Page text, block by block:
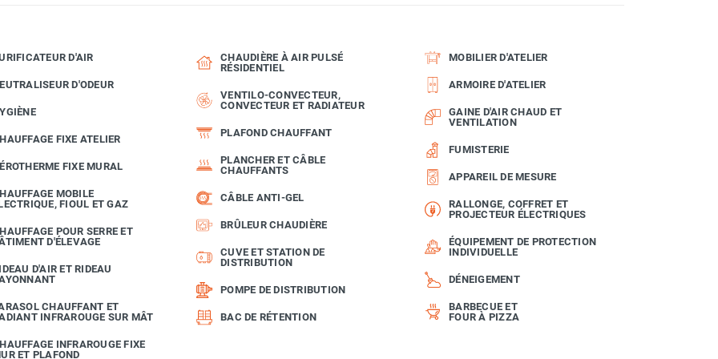
D'AIR
D'ODEUR
FIXE ATELIER
FIXE MURAL
MOBILE
FIOUL ET GAZ
POUR SERRE ET
D'ÉLEVAGE
D'AIR ET RIDEAU
CHAUFFANT ET
INFRAROUGE SUR MÂT
INFRAROUGE FIXE
ET PLAFOND
CHAUDIÈRE À AIR PULSÉ
RÉSIDENTIEL
VENTILO-CONVECTEUR,
CONVECTEUR ET RADIATEUR
PLAFOND CHAUFFANT
PLANCHER ET CÂBLE
CHAUFFANTS
CÂBLE ANTI-GEL
BRÛLEUR CHAUDIÈRE
CUVE ET STATION DE
DISTRIBUTION
POMPE DE DISTRIBUTION
BAC DE RÉTENTION
MOBILIER D'ATELIER
ARMOIRE D'ATELIER
GAINE D'AIR CHAUD ET
VENTILATION
FUMISTERIE
APPAREIL DE MESURE
RALLONGE, COFFRET ET
PROJECTEUR ÉLECTRIQUES
ÉQUIPEMENT DE PROTECTION
INDIVIDUELLE
DÉNEIGEMENT
BARBECUE ET
FOUR À PIZZA